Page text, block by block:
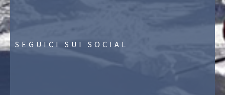
SEGUICI SUI SOCIAL